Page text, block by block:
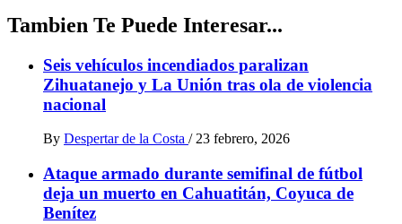
Tambien Te Puede Interesar...
Seis vehículos incendiados paralizan
Zihuatanejo y La Unión tras ola de violencia
nacional
By Despertar de la Costa / 23 febrero, 2026
Ataque armado durante semifinal de fútbol
deja un muerto en Cahuatitán, Coyuca de
Benítez